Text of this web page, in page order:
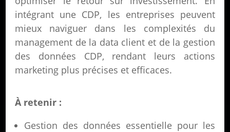
intégrant une CDP, les entreprises peuvent
mieux naviguer dans les complexités du
management de la data client et de la gestion
des données CDP, rendant leurs actions
marketing plus précises et efficaces.
À retenir :
Gestion des données essentielle pour les